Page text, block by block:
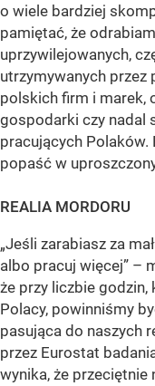
o wiele bardziej
pamiętać, że
uprzywilejowanych,
utrzymywanych przez
polskich firm i marek,
gospodarki czy nadal
pracujących Polaków.
popaść w
REALIA MORDORU
„Jeśli zarabiasz za
albo pracuj więcej” –
że przy liczbie
Polacy, powinniśmy
pasująca do naszych
przez Eurostat
wynika, że przeciętnie